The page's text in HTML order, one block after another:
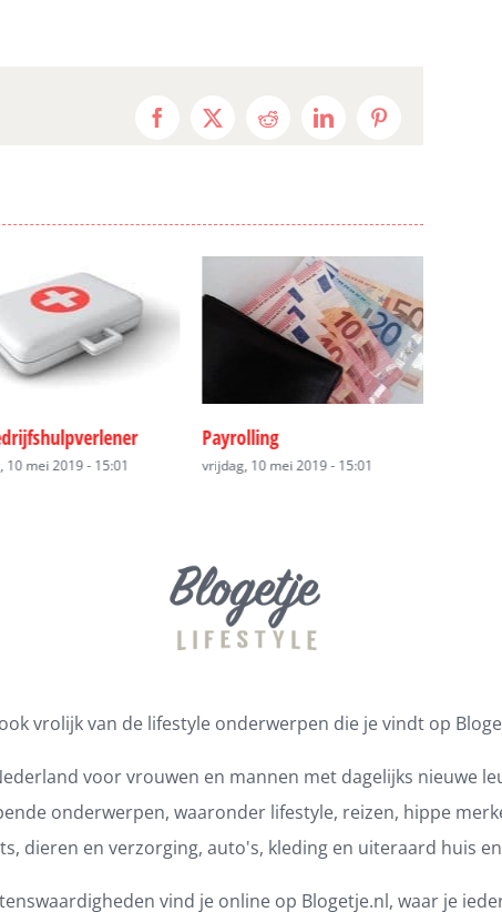
Facebook
X Reddit LinkedInPinterest
10 mei 2019 - 15:01
Technisch uitzendbureau
vrijdag, 10 mei 2019 - 15:01
vrolijk van de lifestyle onderwerpen die je vindt op
voor vrouwen en mannen met dagelijks nieuwe
onderwerpen, waaronder lifestyle, reizen, hippe
dieren en verzorging, auto's, kleding en uiteraard huis
vind je online op Blogetje.nl, waar je